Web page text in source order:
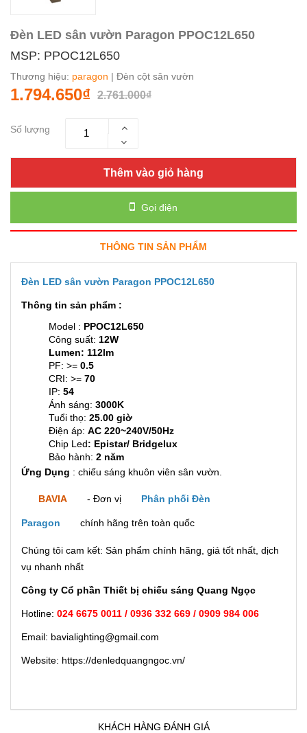
Đèn LED sân vườn Paragon PPOC12L650
MSP: PPOC12L650
Thương hiệu: paragon | Đèn cột sân vườn
1.794.650₫ 2.761.000₫
Số lượng
Thêm vào giỏ hàng
Gọi điện
THÔNG TIN SẢN PHẨM
Đèn LED sân vườn Paragon PPOC12L650
Thông tin sản phẩm :
Model : PPOC12L650
Công suất: 12W
Lumen: 112lm
PF: >= 0.5
CRI: >= 70
IP: 54
Ánh sáng: 3000K
Tuổi thọ: 25.00 giờ
Điện áp: AC 220~240V/50Hz
Chip Led: Epistar/ Bridgelux
Bảo hành: 2 năm
Ứng Dụng : chiếu sáng khuôn viên sân vườn.
BAVIA - Đơn vị Phân phối Đèn
Paragon chính hãng trên toàn quốc
Chúng tôi cam kết: Sản phẩm chính hãng, giá tốt nhất, dịch
vụ nhanh nhất
Công ty Cổ phần Thiết bị chiếu sáng Quang Ngọc
Hotline: 024 6675 0011 / 0936 332 669 / 0909 984 006
Email: bavialighting@gmail.com
Website: https://denledquangngoc.vn/
KHÁCH HÀNG ĐÁNH GIÁ